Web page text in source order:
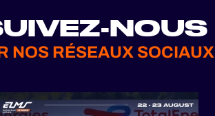
NOUS
NOS RÉSEAUX SOCIAUX